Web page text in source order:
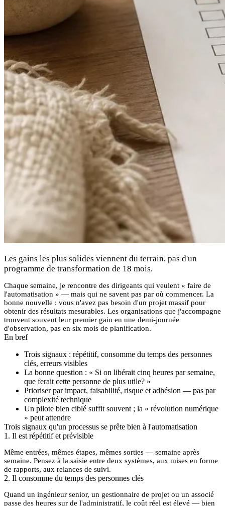
Les gains les plus solides viennent du terrain, pas d'un
programme de transformation de 18 mois.
Chaque semaine, je rencontre des dirigeants qui veulent « faire de
l'automatisation » — mais qui ne savent pas par où commencer. La
bonne nouvelle : vous n'avez pas besoin d'un projet massif pour
obtenir des résultats mesurables. Les organisations que j'accompagne
trouvent souvent leur premier gain en une demi-journée
d'observation, pas en six mois de planification.
En bref
Trois signaux : répétitif, consomme du temps des personnes
clés, erreurs visibles
La bonne question : « Si on libérait cinq heures par semaine,
que ferait cette personne de plus utile? »
Prioriser par impact, faisabilité, risque et adhésion — pas par
complexité technique
Un pilote bien ciblé suffit souvent ; la « révolution numérique
» peut attendre
Trois signaux qu'un processus se prête bien à l'automatisation
1. Il est répétitif et prévisible
Même entrées, mêmes étapes, mêmes sorties — semaine après
semaine. Pensez à la saisie entre deux systèmes, aux mises en forme
de rapports, aux relances de suivi.
2. Il consomme du temps des personnes clés
Quand un ingénieur senior, un gestionnaire de projet ou un associé
passe des heures sur de l'administratif, le coût réel est élevé — bien